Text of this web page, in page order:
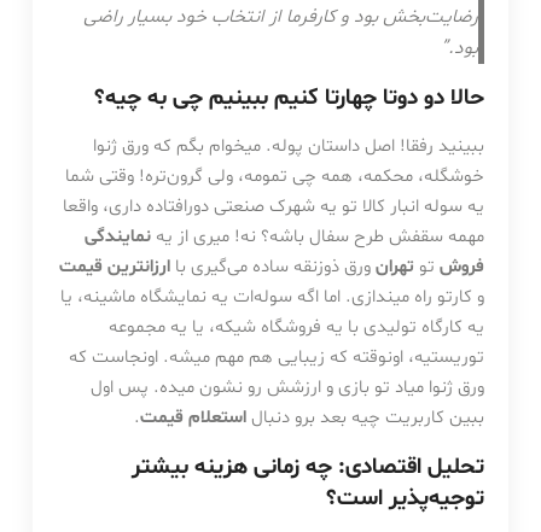
رضایت‌بخش بود و کارفرما از انتخاب خود بسیار راضی
بود.”
حالا دو دوتا چهارتا کنیم ببینیم چی به چیه؟
ببینید رفقا! اصل داستان پوله. میخوام بگم که ورق ژنوا
خوشگله، محکمه، همه چی تمومه، ولی گرون‌تره! وقتی شما
یه سوله انبار کالا تو یه شهرک صنعتی دورافتاده داری، واقعا
مهمه سقفش طرح سفال باشه؟ نه! میری از یه نمایندگی
فروشتو تهرانورق ذوزنقه ساده می‌گیری با ارزانترین قیمت
و کارتو راه میندازی. اما اگه سوله‌ات یه نمایشگاه ماشینه، یا
یه کارگاه تولیدی با یه فروشگاه شیکه، یا یه مجموعه
توریستیه، اونوقته که زیبایی هم مهم میشه. اونجاست که
ورق ژنوا میاد تو بازی و ارزشش رو نشون میده. پس اول
ببین کاربریت چیه بعد برو دنبال استعلام قیمت.
تحلیل اقتصادی: چه زمانی هزینه بیشتر
توجیه‌پذیر است؟